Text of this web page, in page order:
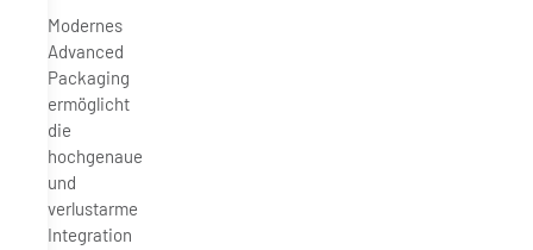
Modernes
Advanced
Packaging
ermöglicht
die
hochgenaue
und
verlustarme
Integration